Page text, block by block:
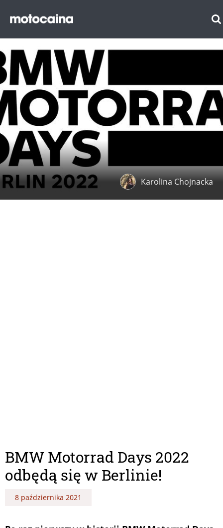
Karolina Chojnacka
BMW Motorrad Days 2022
odbędą się w Berlinie!
8 października 2021